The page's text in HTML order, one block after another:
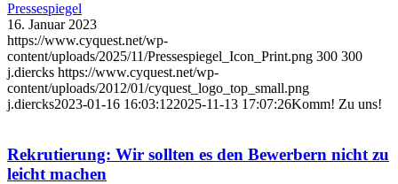
Pressespiegel
16. Januar 2023
https://www.cyquest.net/wp-
content/uploads/2025/11/Pressespiegel_Icon_Print.png 300 300
j.diercks https://www.cyquest.net/wp-
content/uploads/2012/01/cyquest_logo_top_small.png
j.diercks2023-01-16 16:03:122025-11-13 17:07:26Komm! Zu uns!
Rekrutierung: Wir sollten es den Bewerbern nicht zu
leicht machen